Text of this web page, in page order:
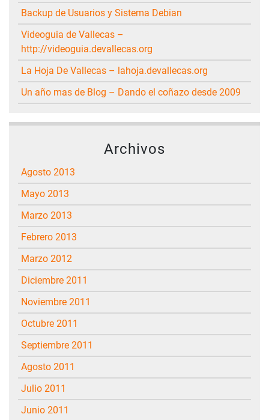
Backup de Usuarios y Sistema Debian
Videoguia de Vallecas –
http://videoguia.devallecas.org
La Hoja De Vallecas – lahoja.devallecas.org
Un año mas de Blog – Dando el coñazo desde 2009
Archivos
agosto 2013
mayo 2013
marzo 2013
febrero 2013
marzo 2012
diciembre 2011
noviembre 2011
octubre 2011
septiembre 2011
agosto 2011
julio 2011
junio 2011